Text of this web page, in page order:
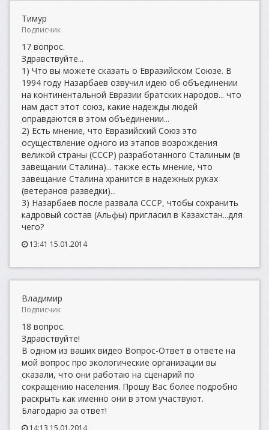
Тимур
Подписчик
17 вопрос.
Здравствуйте...
1) Что вы можете сказать о Евразийском Союзе. В
1994 году Назарбаев озвучил идею об объединении
на континентальной Евразии братских народов... что
нам даст этот союз, какие надежды людей
оправдаются в этом объединении...
2) Есть мнение, что Евразийский Союз это
осуществление одного из этапов возрождения
великой страны (СССР) разработанного Сталиным (в
завещании Сталина)... также есть мнение, что
завещание Сталина хранится в надежных руках
(ветеранов разведки)...
3) Назарбаев после развала СССР, чтобы сохранить
кадровый состав (Альфы) пригласил в Казахстан...для
чего?
13:41 15.01.2014
Владимир
Подписчик
18 вопрос.
Здравствуйте!
В одном из ваших видео Вопрос-Ответ в ответе на
мой вопрос про экологические организации вы
сказали, что они работаю на сценарий по
сокращению населения. Прошу Вас более подробно
раскрыть как именно они в этом участвуют.
Благодарю за ответ!
14:13 15.01.2014